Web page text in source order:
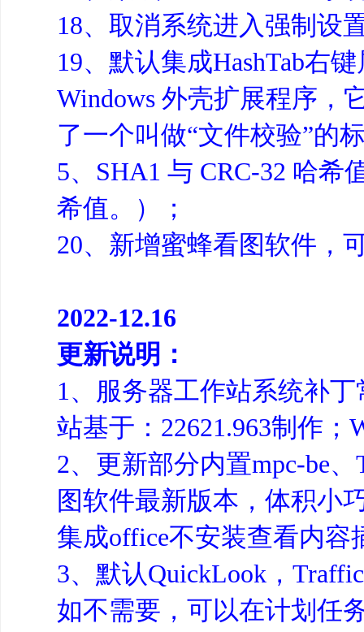
18、取消系统进入强制设
19、默认集成HashTab右
Windows 外壳扩展程序，
了一个叫做“文件校验”的
5、SHA1 与 CRC-32 哈
希值。）；
20、新增蜜蜂看图软件，
2022-12.16
更新说明：
1、服务器工作站系统补丁
站基于：22621.963制作；
2、更新部分内置mpc-be
图软件最新版本，体积小
集成office不安装查看内容
3、默认QuickLook，
如不需要，可以在计划任